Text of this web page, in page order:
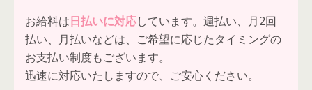
お給料は日払いに対応しています。週払い、月2回
払い、月払いなどは、ご希望に応じたタイミングの
お支払い制度もございます。
迅速に対応いたしますので、ご安心ください。